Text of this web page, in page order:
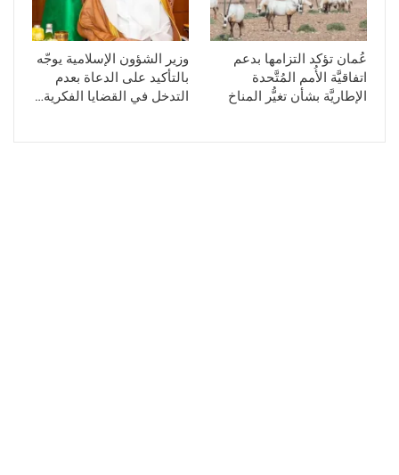
عُمان تؤكد التزامها بدعم
اتفاقيَّة الأُمم المُتَّحدة
الإطاريَّة بشأن تغيُّر المناخ
وزير الشؤون الإسلامية يوجّه
بالتأكيد على الدعاة بعدم
التدخل في القضايا الفكرية…